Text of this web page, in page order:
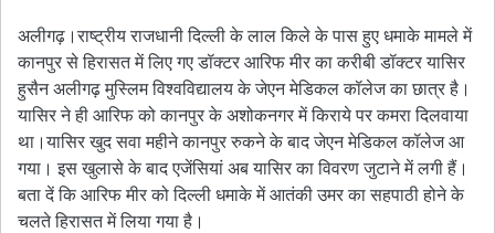
अलीगढ़।राष्ट्रीय राजधानी दिल्ली के लाल किले के पास हुए धमाके मामले में
कानपुर से हिरासत में लिए गए डॉक्टर आरिफ मीर का करीबी डॉक्टर यासिर
हुसैन अलीगढ़ मुस्लिम विश्वविद्यालय के जेएन मेडिकल कॉलेज का छात्र है।
यासिर ने ही आरिफ को कानपुर के अशोकनगर में किराये पर कमरा दिलवाया
था।यासिर खुद सवा महीने कानपुर रुकने के बाद जेएन मेडिकल कॉलेज आ
गया। इस खुलासे के बाद एजेंसियां अब यासिर का विवरण जुटाने में लगी हैं।
बता दें कि आरिफ मीर को दिल्ली धमाके में आतंकी उमर का सहपाठी होने के
चलते हिरासत में लिया गया है।